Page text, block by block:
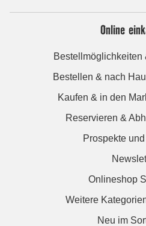
Online
Bestellmöglichkeiten
Bestellen & nach
Kaufen & in den
Reservieren &
Prospekte
Onlineshop
Weitere
Neu im